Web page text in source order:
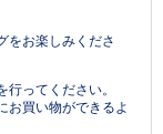
をお楽しみくださ
ってください。
お買い物ができるよ